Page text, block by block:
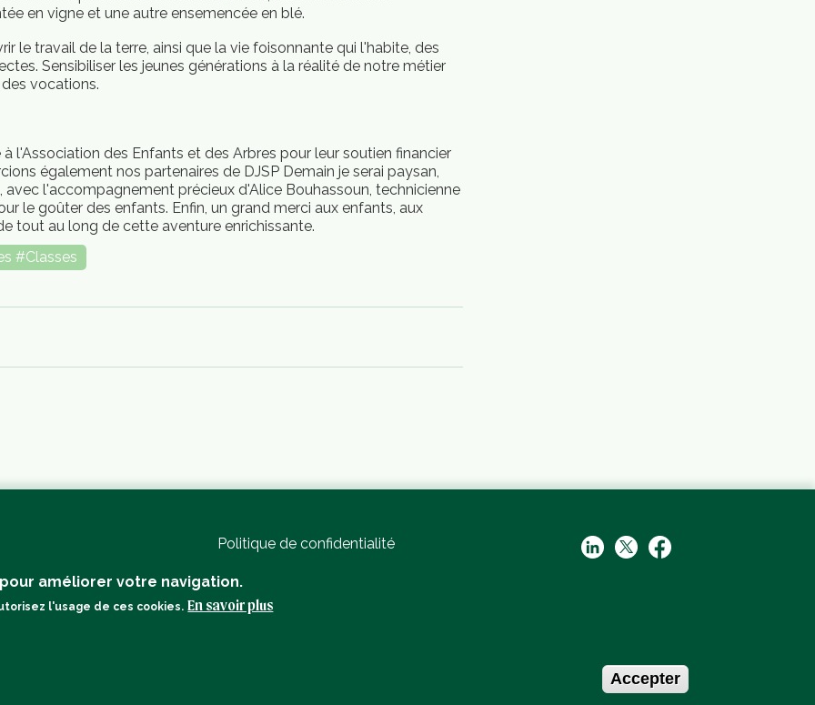
en vigne et une autre ensemencée en blé.
le travail de la terre, ainsi que la vie foisonnante qui l'habite, des
Sensibiliser les jeunes générations à la réalité de notre métier
vocations.
l'Association des Enfants et des Arbres pour leur soutien financier
également nos partenaires de DJSP Demain je serai paysan,
l'accompagnement précieux d'Alice Bouhassoun, technicienne
le goûter des enfants. Enfin, un grand merci aux enfants, aux
tout au long de cette aventure enrichissante.
#Classes
Politique de confidentialité
Mentions légales
améliorer votre navigation.
l'usage de ces cookies. En savoir plus
Accepter